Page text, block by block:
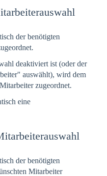
der benötigten
deaktiviert ist (oder der
auswählt), wird dem
zugeordnet.
eine
der benötigten
Mitarbeiter